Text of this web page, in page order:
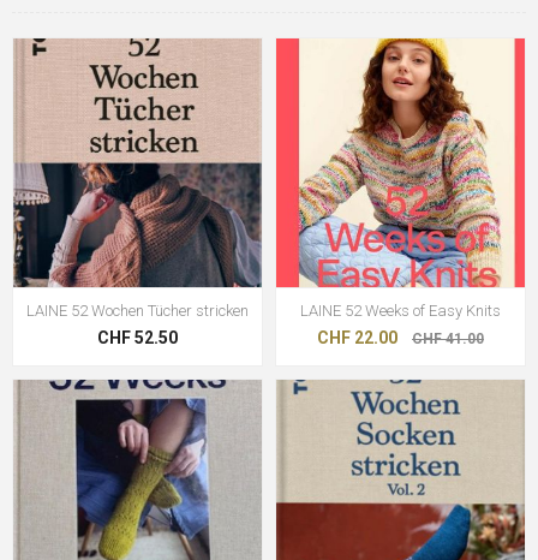
LAINE 52 Wochen Tücher stricken
CHF 52.50
LAINE 52 Weeks of Easy Knits
CHF 22.00 CHF 41.00